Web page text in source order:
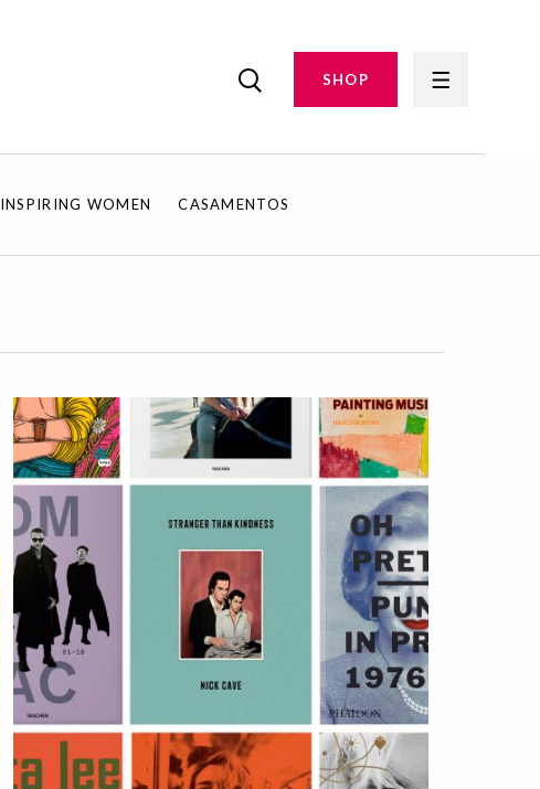
SHOP
INSPIRING WOMEN CASAMENTOS